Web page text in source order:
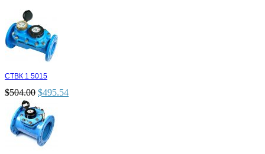
СТВК 1 5015
$504.00 $495.54